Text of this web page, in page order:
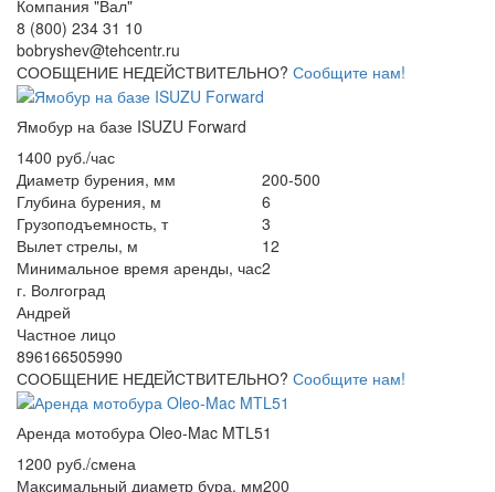
Компания "Вал"
8 (800) 234 31 10
bobryshev@tehcentr.ru
СООБЩЕНИЕ НЕДЕЙСТВИТЕЛЬНО? Сообщите нам!
Ямобур на базе ISUZU Forward
1400 руб./час
Диаметр бурения, мм
200-500
Глубина бурения, м
6
Грузоподъемность, т
3
Вылет стрелы, м
12
Минимальное время аренды, час2
г. Волгоград
Андрей
Частное лицо
896166505990
СООБЩЕНИЕ НЕДЕЙСТВИТЕЛЬНО? Сообщите нам!
Аренда мотобура Oleo-Mac MTL51
1200 руб./смена
Максимальный диаметр бура, мм200